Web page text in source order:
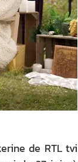
de RTL tvi